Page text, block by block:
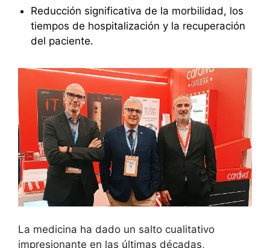
Reducción significativa de la morbilidad, los
tiempos de hospitalización y la recuperación
del paciente.
La medicina ha dado un salto cualitativo
impresionante en las últimas décadas,